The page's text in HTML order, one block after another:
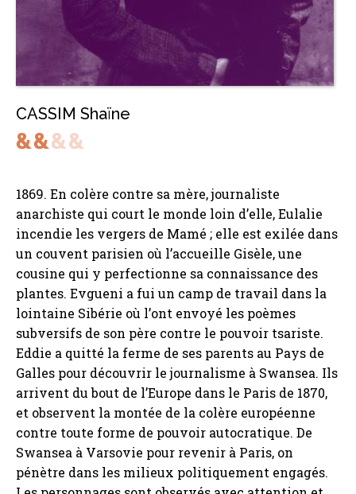
CASSIM Shaïne
1869. En colère contre sa mère, journaliste
anarchiste qui court le monde loin d’elle, Eulalie
incendie les vergers de Mamé ; elle est exilée dans
un couvent parisien où l’accueille Gisèle, une
cousine qui y perfectionne sa connaissance des
plantes. Evgueni a fui un camp de travail dans la
lointaine Sibérie où l’ont envoyé les poèmes
subversifs de son père contre le pouvoir tsariste.
Eddie a quitté la ferme de ses parents au Pays de
Galles pour découvrir le journalisme à Swansea. Ils
arrivent du bout de l’Europe dans le Paris de 1870,
et observent la montée de la colère européenne
contre toute forme de pouvoir autocratique. De
Swansea à Varsovie pour revenir à Paris, on
pénètre dans les milieux politiquement engagés.